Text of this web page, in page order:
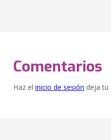
Comentarios
Haz el inicio de sesión deja tu